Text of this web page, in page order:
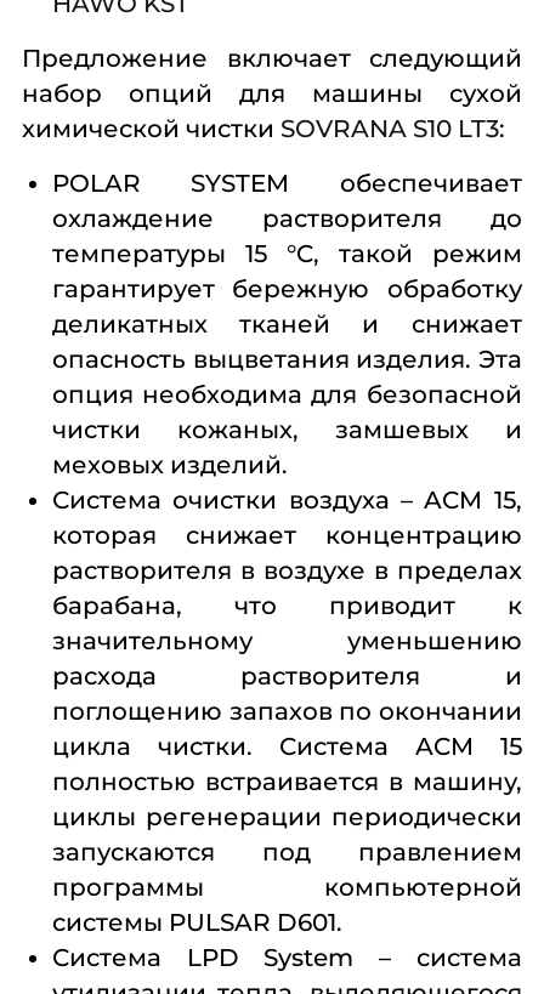
Предложение включает следующий
набор опций для машины сухой
химической чистки SOVRANA S10 LT3:
POLAR SYSTEM обеспечивает
охлаждение растворителя до
температуры 15 °C, такой режим
гарантирует бережную обработку
деликатных тканей и снижает
опасность выцветания изделия. Эта
опция необходима для безопасной
чистки кожаных, замшевых и
меховых изделий.
Система очистки воздуха – ACM 15,
которая снижает концентрацию
растворителя в воздухе в пределах
барабана, что приводит к
значительному уменьшению
расхода растворителя и
поглощению запахов по окончании
цикла чистки. Система ACM 15
полностью встраивается в машину,
циклы регенерации периодически
запускаются под правлением
программы компьютерной
системы PULSAR D601.
Система LPD System – система